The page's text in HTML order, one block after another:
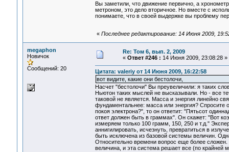
Вы заметили, что движение первично, а
метроном, это дело вторичное. Но вместе с
понимаете, что в своей выдержке вы проблему
« Последнее редактирование: 14 Июня 2009,
megaphon
Новичок
Сообщений: 20
Re: Том 6, вып. 2, 2009
« Ответ #246 : 14 Июня 2009, 23:08:28 »
Цитата: valeriy от 14 Июня 2009, 16:22:58
вот видите, какие они бестолочи,
Насчет "бестолочи" Вы преувеличили: я таких
Ньютон таких мыслей не высказывали. Но - все
таковой не является. Масса и энергия линейно
фундаментальнее: масса или энергия? Спросите
покоя электрона?", то он ответит: "Пятьсот
ответ должен быть в граммах". Он скажет: "Вот
измеряем только 100 грамм, 150, 250 и т.д."
аннигилировать, исчезнуть, превратиться в
быть исключена из базовой системы величин.
Относительно времени вопрос еще более
величина, и эта система решает все (по крайней